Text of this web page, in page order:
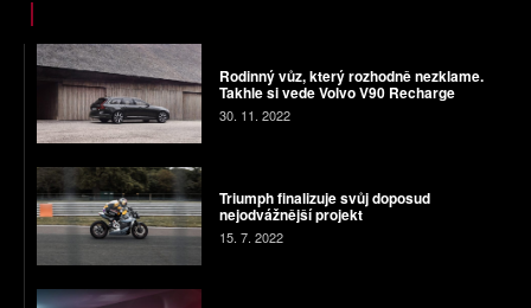
Rodinný vůz, který rozhodně nezklame.
Takhle si vede Volvo V90 Recharge
30. 11. 2022
Triumph finalizuje svůj doposud
nejodvážnější projekt
15. 7. 2022